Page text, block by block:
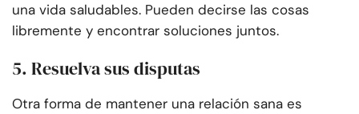
una vida saludables. Pueden decirse las cosas
libremente y encontrar soluciones juntos.
5. Resuelva sus disputas
Otra forma de mantener una relación sana es